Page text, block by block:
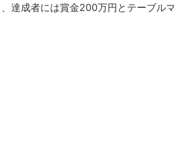
達成者には賞金200万円とテーブル